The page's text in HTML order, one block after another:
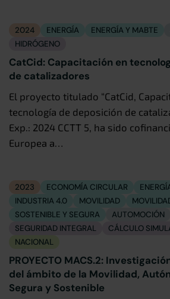
2024 ENERGÍA ENERGÍA Y MABTE
HIDRÓGENO
CatCid: Capacitación en
de catalizadores
El proyecto titulado “CatCid,
tecnología de deposición de
Exp.: 2024 CCTT 5, ha sido
Europea a…
2023 ECONOMÍA CIRCULAR
INDUSTRIA 4.0
MOVILIDAD
SOSTENIBLE Y SEGURA
AUTOMOCIÓN
SEGURIDAD INTEGRAL
CÁLCULO
NACIONAL
PROYECTO MACS.2:
del ámbito de la Movilidad,
Segura y Sostenible